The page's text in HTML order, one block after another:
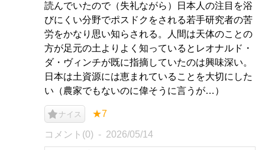
読んでいたので（失礼ながら）日本人の注目を浴
びにくい分野でポスドクをされる若手研究者の苦
労をかなり思い知らされる。人間は天体のことの
方が足元の土よりよく知っているとレオナルド・
ダ・ヴィンチが既に指摘していたのは興味深い。
日本は土資源には恵まれていることを大切にした
い（農家でもないのに偉そうに言うが…）
ナイス ★7
コメント(0) 2026/05/14